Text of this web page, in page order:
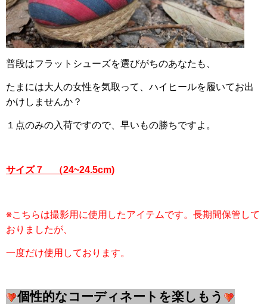
普段はフラットシューズを選びがちのあなたも、
たまには大人の女性を気取って、ハイヒールを履いてお出
かけしませんか？
１点のみの入荷ですので、早いもの勝ちですよ。
サイズ７ （24~24.5cm)
※こちらは撮影用に使用したアイテムです。長期間保管して
おりましたが、
一度だけ使用しております。
個性的なコーディネートを楽しもう